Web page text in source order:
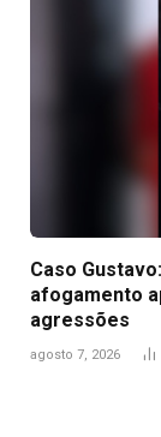
Caso
afogamento
agressões
agosto 7, 2026